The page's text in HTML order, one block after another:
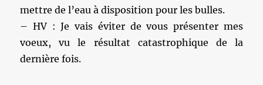
mettre de l’eau à disposition pour les bulles.
– HV : Je vais éviter de vous présenter mes
voeux, vu le résultat catastrophique de la
dernière fois.